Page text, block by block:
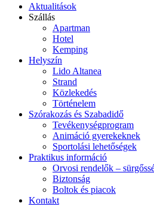
Aktualitások
Szállás
Apartman
Hotel
Kemping
Helyszín
Lido Altanea
Strand
Közlekedés
Történelem
Szórakozás és Szabadidő
Tevékenységprogram
Animáció gyerekeknek
Sportolási lehetőségek
Praktikus információ
Orvosi rendelők –
Biztonság
Boltok és piacok
Kontakt